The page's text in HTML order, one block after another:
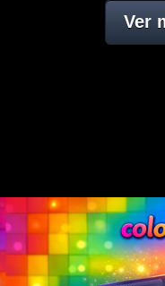
Ver